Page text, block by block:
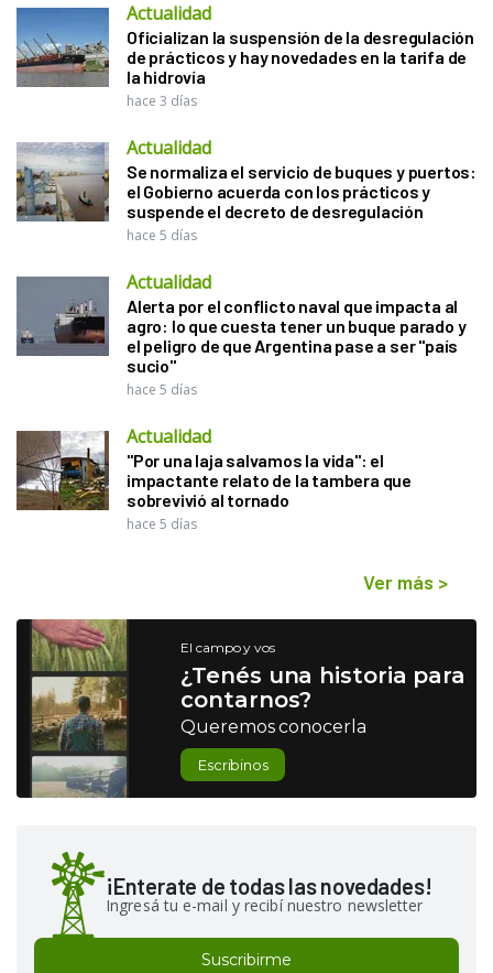
Actualidad
Oficializan la suspensión de la desregulación
de prácticos y hay novedades en la tarifa de
la hidrovía
hace 3 días
Actualidad
Se normaliza el servicio de buques y puertos:
el Gobierno acuerda con los prácticos y
suspende el decreto de desregulación
hace 5 días
Actualidad
Alerta por el conflicto naval que impacta al
agro: lo que cuesta tener un buque parado y
el peligro de que Argentina pase a ser "país
sucio"
hace 5 días
Actualidad
"Por una laja salvamos la vida": el
impactante relato de la tambera que
sobrevivió al tornado
hace 5 días
Ver más >
El campo y vos
¿Tenés una historia para
contarnos?
Queremos conocerla
Escribinos
¡Enterate de todas las novedades!
Ingresá tu e-mail y recibí nuestro newsletter
Suscribirme